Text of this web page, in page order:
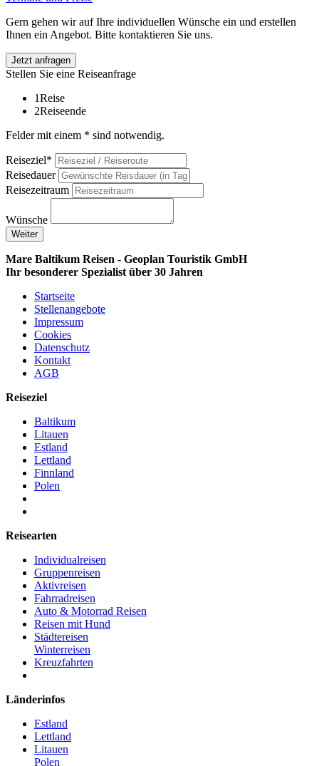
Gern gehen wir auf Ihre individuellen Wünsche ein und erstellen
Ihnen ein Angebot. Bitte kontaktieren Sie uns.
Jetzt anfragen
Stellen Sie eine Reiseanfrage
1Reise
2Reiseende
Felder mit einem * sind notwendig.
Reiseziel*
Reisedauer
Reisezeitraum
Wünsche
Weiter
Mare Baltikum Reisen - Geoplan Touristik GmbH
Ihr besonderer Spezialist über 30 Jahren
Startseite
Stellenangebote
Impressum
Cookies
Datenschutz
Kontakt
AGB
Reiseziel
Baltikum
Litauen
Estland
Lettland
Finnland
Polen
Reisearten
Individualreisen
Gruppenreisen
Aktivreisen
Fahrradreisen
Auto & Motorrad Reisen
Reisen mit Hund
Städtereisen
Winterreisen
Kreuzfahrten
Länderinfos
Estland
Lettland
Litauen
Polen